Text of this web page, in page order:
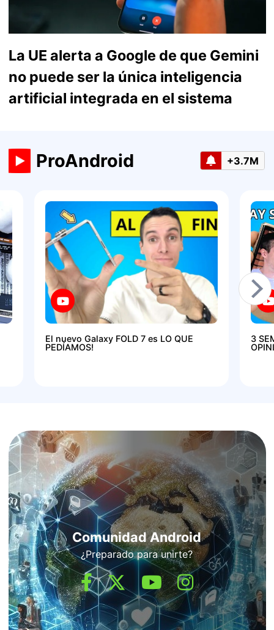
La UE alerta a Google de que Gemini
no puede ser la única inteligencia
artificial integrada en el sistema
ProAndroid +3.7M
El nuevo Galaxy FOLD 7 es LO QUE
PEDÍAMOS!
3
Comunidad Android
¿Preparado para unirte?